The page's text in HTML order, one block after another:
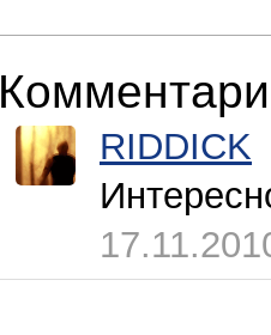
RIDDICK